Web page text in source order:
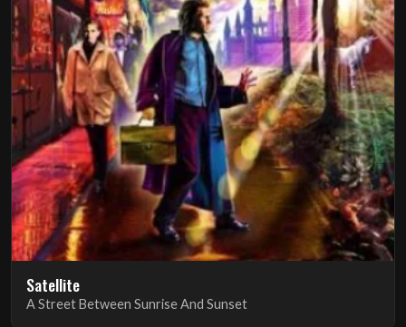
Satellite
A Street Between Sunrise And Sunset